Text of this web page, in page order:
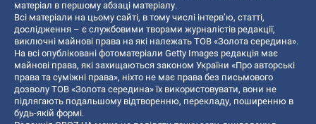
матеріал в першому абзаці матеріалу.
Всі матеріали на цьому сайті, в тому числі інтерв’ю, статті,
дослідження – є службовими творами журналістів редакції,
виключні майнові права на які належать ТОВ «Золота середина».
На всі опубліковані фотоматеріали Getty Images редакція має
майнові права, які захищаються законом України «Про авторські
права та суміжні права», ніхто не має права без письмового
дозволу ТОВ «Золота середина» їх використовувати, вони не
підлягають подальшому відтворенню, перекладу, поширенню в
будь-якій формі.